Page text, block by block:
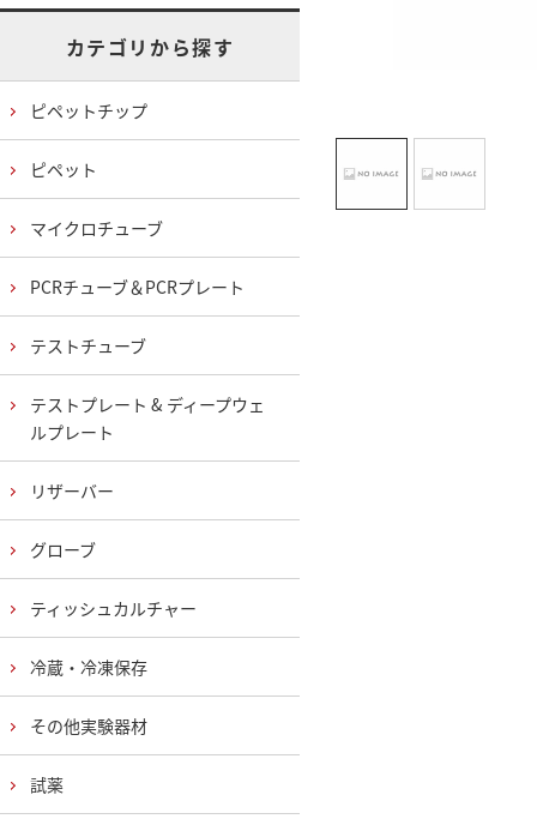
カテゴリから探す
ピペットチップ
ピペット
マイクロチューブ
PCRチューブ＆PCRプレート
テストチューブ
テストプレート & ディープウェ
ルプレート
リザーバー
グローブ
ティッシュカルチャー
冷蔵・冷凍保存
その他実験器材
試薬